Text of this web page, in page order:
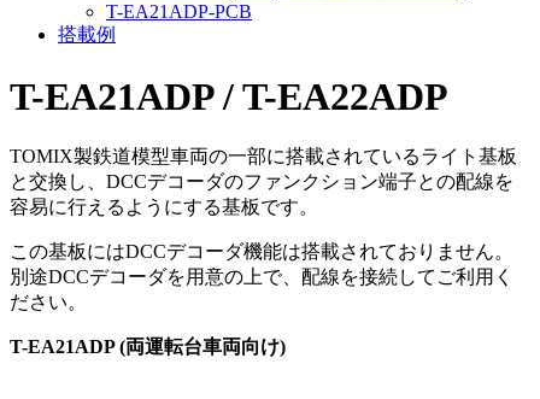
T-EA21ADP-PCB
搭載例
T-EA21ADP / T-EA22ADP
TOMIX製鉄道模型車両の一部に搭載されているライト基板
と交換し、DCCデコーダのファンクション端子との配線を
容易に行えるようにする基板です。
この基板にはDCCデコーダ機能は搭載されておりません。
別途DCCデコーダを用意の上で、配線を接続してご利用く
ださい。
T-EA21ADP (両運転台車両向け)